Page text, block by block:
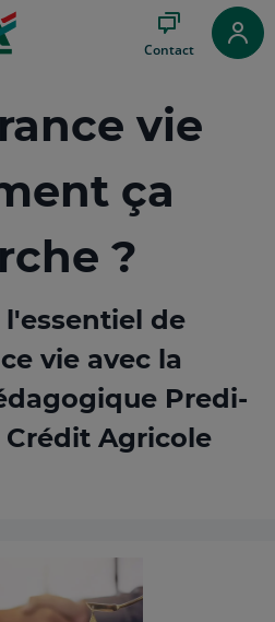
Contact
vie
ça
?
l'essentiel de
vie avec la
Predi-
Crédit Agricole